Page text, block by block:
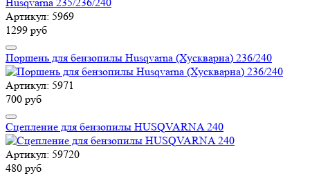
Артикул: 5969
1299 руб
Поршень для бензопилы Husqvarna (Хускварна) 236/240
Артикул: 5971
700 руб
Сцепление для бензопилы HUSQVARNA 240
Артикул: 59720
480 руб